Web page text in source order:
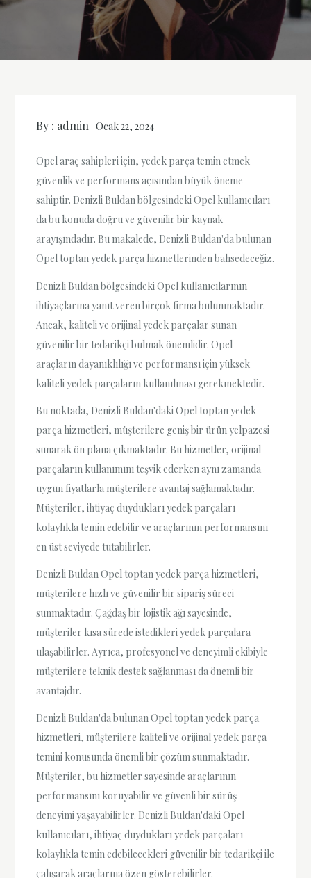
By : admin Ocak 22, 2024
Opel araç sahipleri için, yedek parça temin etmek
güvenlik ve performans açısından büyük öneme
sahiptir. Denizli Buldan bölgesindeki Opel kullanıcıları
da bu konuda doğru ve güvenilir bir kaynak
arayışındadır. Bu makalede, Denizli Buldan'da bulunan
Opel toptan yedek parça hizmetlerinden bahsedeceğiz.
Denizli Buldan bölgesindeki Opel kullanıcılarının
ihtiyaçlarına yanıt veren birçok firma bulunmaktadır.
Ancak, kaliteli ve orijinal yedek parçalar sunan
güvenilir bir tedarikçi bulmak önemlidir. Opel
araçların dayanıklılığı ve performansı için yüksek
kaliteli yedek parçaların kullanılması gerekmektedir.
Bu noktada, Denizli Buldan'daki Opel toptan yedek
parça hizmetleri, müşterilere geniş bir ürün yelpazesi
sunarak ön plana çıkmaktadır. Bu hizmetler, orijinal
parçaların kullanımını teşvik ederken aynı zamanda
uygun fiyatlarla müşterilere avantaj sağlamaktadır.
Müşteriler, ihtiyaç duydukları yedek parçaları
kolaylıkla temin edebilir ve araçlarının performansını
en üst seviyede tutabilirler.
Denizli Buldan Opel toptan yedek parça hizmetleri,
müşterilere hızlı ve güvenilir bir sipariş süreci
sunmaktadır. Çağdaş bir lojistik ağı sayesinde,
müşteriler kısa sürede istedikleri yedek parçalara
ulaşabilirler. Ayrıca, profesyonel ve deneyimli ekibiyle
müşterilere teknik destek sağlanması da önemli bir
avantajdır.
Denizli Buldan'da bulunan Opel toptan yedek parça
hizmetleri, müşterilere kaliteli ve orijinal yedek parça
temini konusunda önemli bir çözüm sunmaktadır.
Müşteriler, bu hizmetler sayesinde araçlarının
performansını koruyabilir ve güvenli bir sürüş
deneyimi yaşayabilirler. Denizli Buldan'daki Opel
kullanıcıları, ihtiyaç duydukları yedek parçaları
kolaylıkla temin edebilecekleri güvenilir bir tedarikçi ile
çalışarak araçlarına özen gösterebilirler.